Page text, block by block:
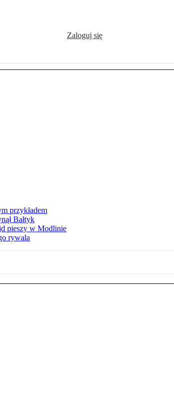
Zaloguj się
przykładem
Bałtyk
pieszy w Modlinie
rywala